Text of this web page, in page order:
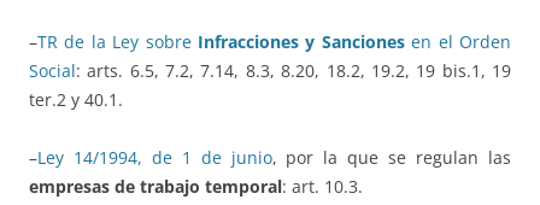
–TR de la Ley sobre Infracciones y Sancionesen el Orden
Social: arts. 6.5, 7.2, 7.14, 8.3, 8.20, 18.2, 19.2, 19 bis.1, 19
ter.2 y 40.1.
–Ley 14/1994, de 1 de junio, por la que se regulan las
empresas de trabajo temporal: art. 10.3.